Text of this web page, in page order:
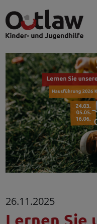
26.11.2025
Lernen Sie